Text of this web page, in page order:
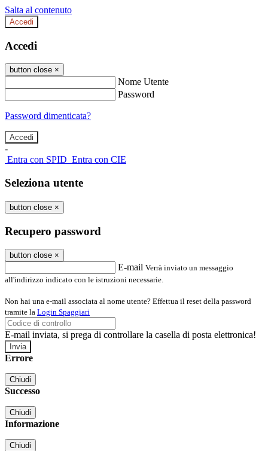
Salta al contenuto
Accedi
Accedi
button close ×
Nome Utente
Password
Password dimenticata?
-
Entra con SPID Entra con CIE
Seleziona utente
button close ×
Recupero password
button close ×
E-mail Verrà inviato un messaggio
all'indirizzo indicato con le istruzioni necessarie.
Non hai una e-mail associata al nome utente? Effettua il reset della password
tramite la Login Spaggiari
E-mail inviata, si prega di controllare la casella di posta elettronica!
Errore
Chiudi
Successo
Chiudi
Informazione
Chiudi